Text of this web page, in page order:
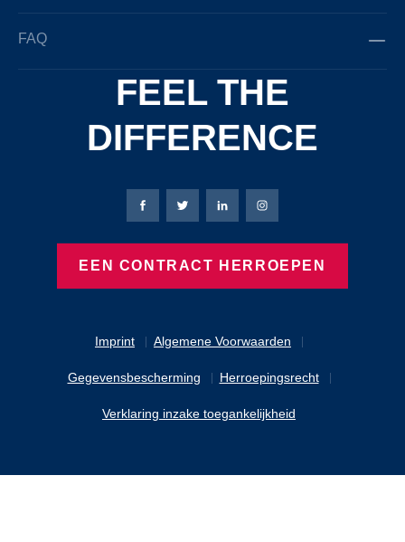
FAQ
FEEL THE
DIFFERENCE
Imprint Algemene Voorwaarden
Gegevensbescherming Herroepingsrecht
Verklaring inzake toegankelijkheid
Bierbaum-Proenen Facebook-pagina
Bierbaum-Proenen X-pagina
Bierbaum-Proenen
Bierbaum-Proenen
EEN CONTRACT HERROEPEN